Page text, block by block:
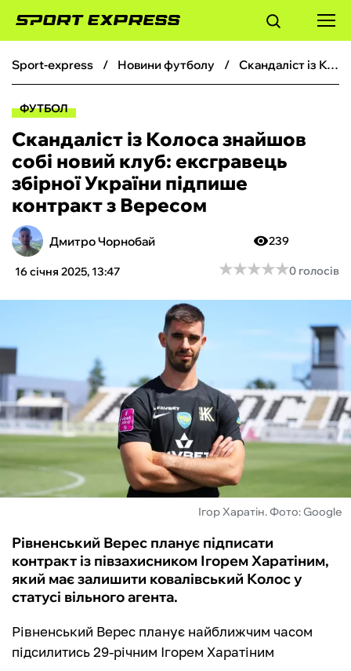
ФУТБОЛ
БОКС
ХОКЕЙ
ТЕНІС
КІБЕРСПОРТ
ФУТЗАЛ
ІНШІ
БУКМЕКЕРИ
sport-express новини футболу Скандаліст із Колоса знайшов собі новий клуб: ексгравець збірної України підпише контракт з Вересом
ФУТБОЛ
Скандаліст із Колоса знайшов
собі новий клуб: ексгравець
збірної України підпише
контракт з Вересом
Дмитро Чорнобай
16 січня 2025, 13:47
239
★★★★★
★★★★★0 голосів
Ігор Харатін. Фото: Google
Рівненський Верес планує підписати
контракт із півзахисником Ігорем Харатіним,
який має залишити ковалівський Колос у
статусі вільного агента.
Рівненський Верес планує найближчим часом
підсилитись 29-річним Ігорем Харатіним